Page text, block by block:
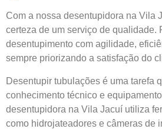
Com a nossa desentupidora na Vila
certeza de um serviço de qualidade.
desentupimento com agilidade,
sempre priorizando a satisfação do
Desentupir tubulações é uma tarefa
conhecimento técnico e
desentupidora na Vila Jacuí utiliza
como hidrojateadores e câmeras de